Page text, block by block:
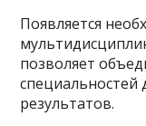
Появляется
позволяет
специальностей
результатов.